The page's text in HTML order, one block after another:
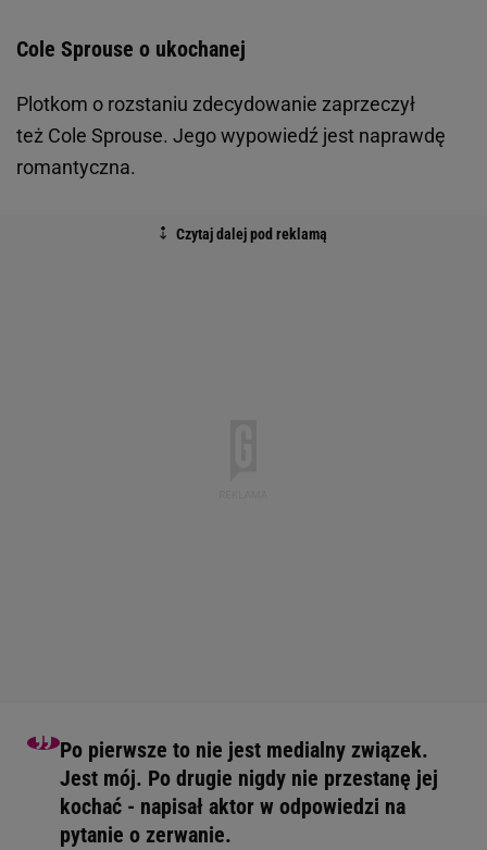
Cole Sprouse o ukochanej
Plotkom o rozstaniu zdecydowanie zaprzeczył
też Cole Sprouse. Jego wypowiedź jest naprawdę
romantyczna.
Po pierwsze to nie jest medialny związek.
Jest mój. Po drugie nigdy nie przestanę jej
kochać - napisał aktor w odpowiedzi na
pytanie o zerwanie.